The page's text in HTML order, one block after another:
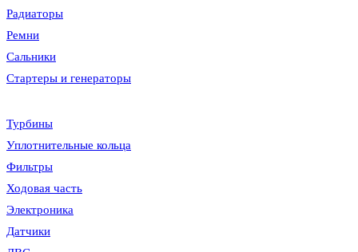
Радиаторы
Ремни
Сальники
Стартеры и генераторы
Турбины
Уплотнительные кольца
Фильтры
Ходовая часть
Электроника
Датчики